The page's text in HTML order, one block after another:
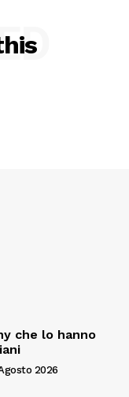
che lo hanno
2026